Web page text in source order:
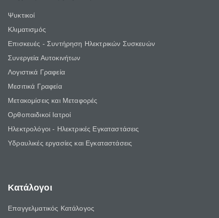
Ψυκτικοί
Κλιματισμός
Επισκευές - Συντήρηση Ηλεκτρικών Συσκευών
Συνεργεία Αυτοκινήτων
Λογιστικά Γραφεία
Μεσιτικά Γραφεία
Μετακομίσεις και Μεταφορές
Ορθοπαιδικοί Ιατροί
Ηλεκτρολόγοι - Ηλεκτρικές Εγκαταστάσεις
Υδραυλικές εργασίες και Εγκαταστάσεις
Κατάλογοι
Επαγγελματικός Κατάλογος